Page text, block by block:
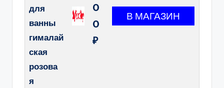
для
ванны
гималай
ская
розова
я
0
0
₽